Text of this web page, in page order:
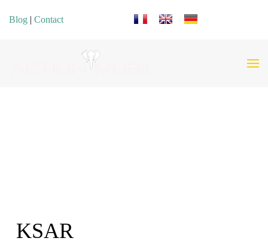
Blog | Contact Sélectionnez votre langue
KSAR